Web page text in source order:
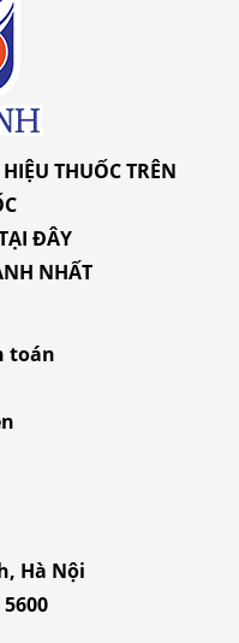
THUỐC TRÊN
ĐÂY
NHẤT
Hà Nội
5600
toán